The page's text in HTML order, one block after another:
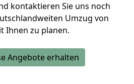
kontaktieren Sie uns noch
Umzug von
Ihnen zu planen.
Angebote erhalten